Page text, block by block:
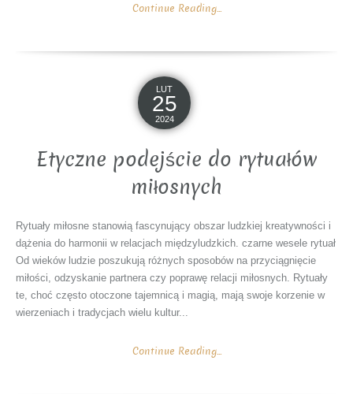
Continue Reading...
LUT
25
2024
Etyczne podejście do rytuałów
miłosnych
Rytuały miłosne stanowią fascynujący obszar ludzkiej kreatywności i
dążenia do harmonii w relacjach międzyludzkich. czarne wesele rytuał
Od wieków ludzie poszukują różnych sposobów na przyciągnięcie
miłości, odzyskanie partnera czy poprawę relacji miłosnych. Rytuały
te, choć często otoczone tajemnicą i magią, mają swoje korzenie w
wierzeniach i tradycjach wielu kultur...
Continue Reading...